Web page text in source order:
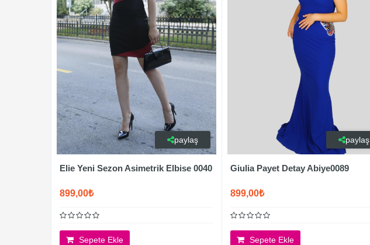
paylaş
Elie Yeni Sezon Asimetrik Elbise 0040
899,00₺
Sepete Ekle
paylaş
Giulia Payet Detay Abiye0089
899,00₺
Sepete Ekle